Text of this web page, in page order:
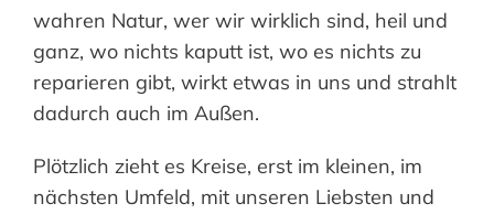
wahren Natur, wer wir wirklich sind, heil und
ganz, wo nichts kaputt ist, wo es nichts zu
reparieren gibt, wirkt etwas in uns und strahlt
dadurch auch im Außen.
Plötzlich zieht es Kreise, erst im kleinen, im
nächsten Umfeld, mit unseren Liebsten und